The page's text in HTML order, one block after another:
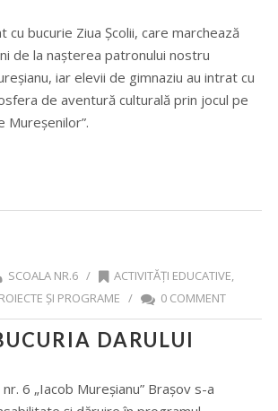
cu bucurie Ziua Școlii, care marchează
de la nașterea patronului nostru
iar elevii de gimnaziu au intrat cu
de aventură culturală prin jocul pe
Mureșenilor”.
SCOALA NR.6 / ACTIVITĂȚI EDUCATIVE,
ȘI PROGRAME / 0 COMMENT
DARULUI
6 „Iacob Mureșianu” Brașov s-a